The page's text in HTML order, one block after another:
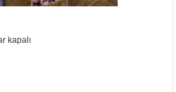
kapalı